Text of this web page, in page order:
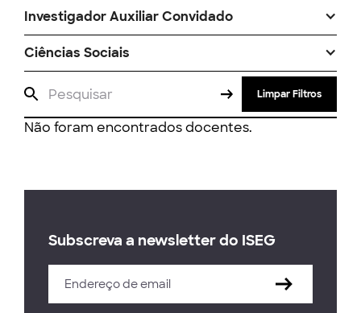
Investigador Auxiliar Convidado
Ciências Sociais
Limpar Filtros
Não foram encontrados docentes.
Subscreva a newsletter do ISEG